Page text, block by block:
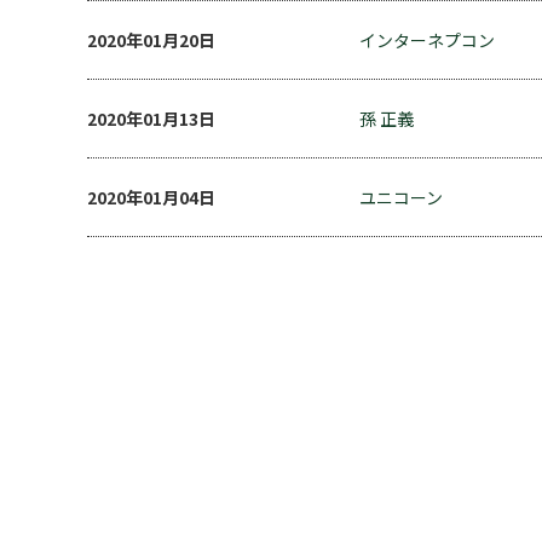
2020年01月20日 インターネプコン
2020年01月13日 孫 正義
2020年01月04日 ユニコーン